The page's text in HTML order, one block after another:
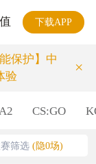
下载APP
保护】中
验
×
CS:GO
筛选 (隐0场)